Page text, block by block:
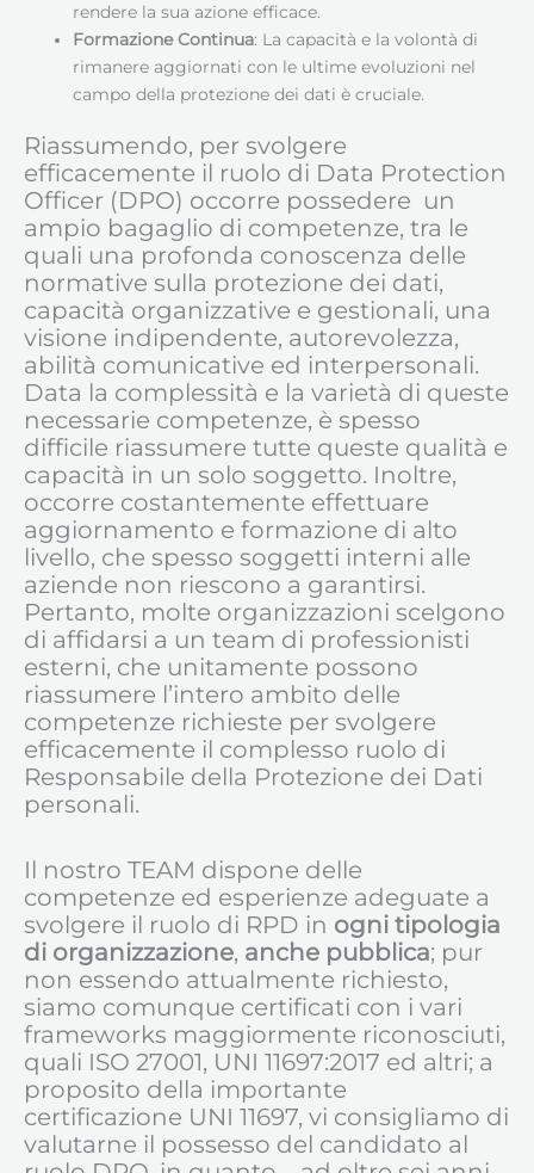
rendere la sua azione efficace.
Formazione Continua: La capacità e la volontà di
rimanere aggiornati con le ultime evoluzioni nel
campo della protezione dei dati è cruciale.
Riassumendo, per svolgere
efficacemente il ruolo di Data Protection
Officer (DPO) occorre possedere un
ampio bagaglio di competenze, tra le
quali una profonda conoscenza delle
normative sulla protezione dei dati,
capacità organizzative e gestionali, una
visione indipendente, autorevolezza,
abilità comunicative ed interpersonali.
Data la complessità e la varietà di queste
necessarie competenze, è spesso
difficile riassumere tutte queste qualità e
capacità in un solo soggetto. Inoltre,
occorre costantemente effettuare
aggiornamento e formazione di alto
livello, che spesso soggetti interni alle
aziende non riescono a garantirsi.
Pertanto, molte organizzazioni scelgono
di affidarsi a un team di professionisti
esterni, che unitamente possono
riassumere l’intero ambito delle
competenze richieste per svolgere
efficacemente il complesso ruolo di
Responsabile della Protezione dei Dati
personali.
Il nostro TEAM dispone delle
competenze ed esperienze adeguate a
svolgere il ruolo di RPD in ogni tipologia
di organizzazione, anche pubblica; pur
non essendo attualmente richiesto,
siamo comunque certificati con i vari
frameworks maggiormente riconosciuti,
quali ISO 27001, UNI 11697:2017 ed altri; a
proposito della importante
certificazione UNI 11697, vi consigliamo di
valutarne il possesso del candidato al